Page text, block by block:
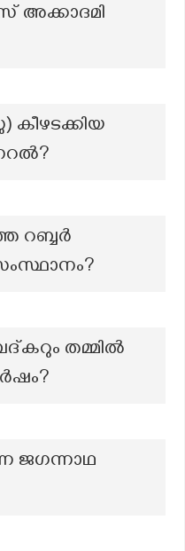
കീഴടക്കിയ
റബ്ബർ
തമ്മിൽ
ജഗന്നാഥ